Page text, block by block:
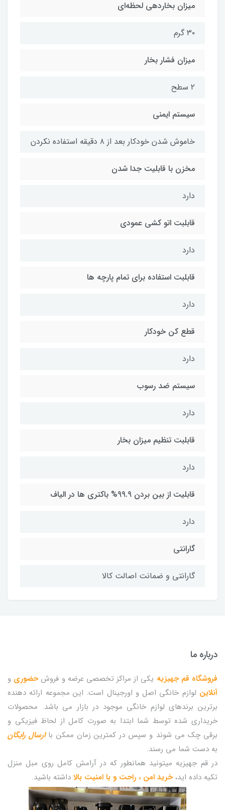
میزان بخاردهی لحظه‌ای
۳۰ گرم
میزان فشار بخار
۲ سطح
سیستم ایمنی
خاموش شدن خودکار بعد از ۸ دقیقه استفاده نکردن
مخزن با قابلیت جدا شدن
دارد
قابلبت اتو کشی عمودی
دارد
قابلبت استفاده برای تمام ‌پارچه ها
دارد
قطع کن خودکار
دارد
سیستم ضد رسوب
دارد
قابلبت تنظیم میزان بخار
دارد
قابلیت از بین بردن 99.9% باکتری ها در الیاف
دارد
گارانتی
گارانتی و ضمانت اصالت کالا
درباره ما
فروشگاه قم جهیزیه یکی از مراکز تخصصی عرضه و فروشحضوری و
آنلاین لوازم خانگی اصل و اورجینال است. این مجموعه ارائه دهنده
برترین برندهای لوازم خانگی موجود در بازار می باشد. محصولات
خریداری شده توسط شما ابتدا به صورت کامل از لحاظ فیزیکی و
برقی چک می شوند و سپس در کمترین زمان ممکن با ارسال رایگان
به دست شما می رسند.
در قم جهیزیه میتونید همانطور که در آرامش کامل روی مبل منزل
تکیه داده اید،خرید امن ، راحت و با امنیت بالا داشته باشید.